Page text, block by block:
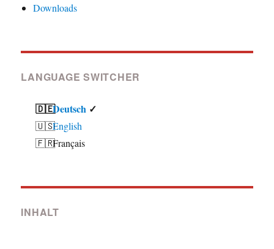
Downloads
LANGUAGE SWITCHER
Deutsch
English
Français
INHALT